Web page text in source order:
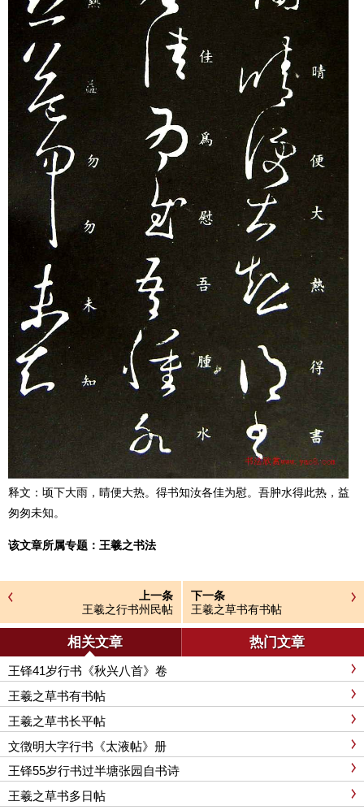
释文：顷下大雨，晴便大热。得书知汝各佳为慰。吾肿水得此热，益
匆匆未知。
该文章所属专题： 王羲之书法
上一条
王羲之行书州民帖
下一条
王羲之草书有书帖
相关文章 热门文章
王铎41岁行书《秋兴八首》卷
王羲之草书有书帖
王羲之草书长平帖
文徴明大字行书《太液帖》册
王铎55岁行书过半塘张园自书诗
王羲之草书多日帖